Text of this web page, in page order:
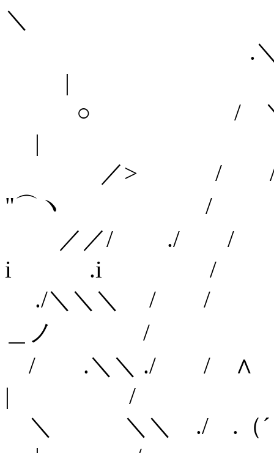
＼
.＼
|
○ /
|
／> / /
"⌒ヽ /
／／/ ./
i .i /
./＼＼＼ /
＿ノ /
/ .＼＼ ./
| /
＼ ＼＼ ./ .（´